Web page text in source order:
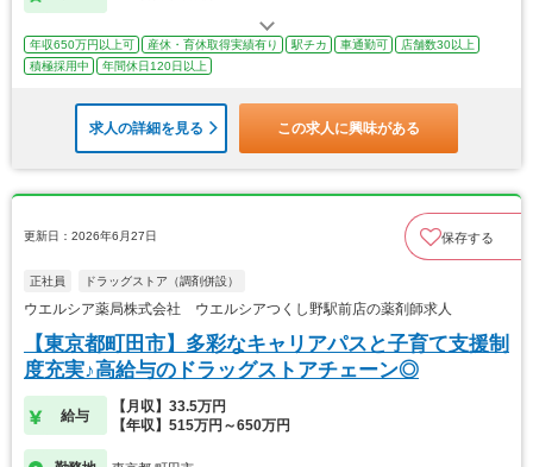
年収650万円以上可 産休・育休取得実績有り 駅チカ 車通勤可
店舗数30以上
積極採用中
年間休日120日以上
求人の詳細を見る この求人に興味がある
更新日：2026年6月27日 保存する
正社員 ドラッグストア（調剤併設）
ウエルシア薬局株式会社 ウエルシアつくし野駅前店の薬剤師求人
【東京都町田市】多彩なキャリアパスと子育て支援制
度充実♪高給与のドラッグストアチェーン◎
給与
【月収】33.5万円
【年収】515万円～650万円